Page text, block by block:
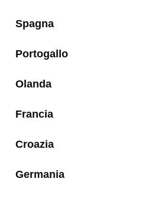
Spagna
Portogallo
Olanda
Francia
Croazia
Germania